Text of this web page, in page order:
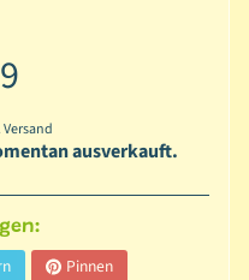
ausverkauft.
Pinnen